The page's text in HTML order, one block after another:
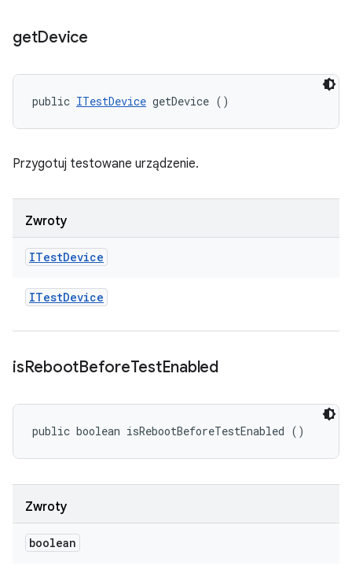
getDevice
public ITestDevice getDevice ()
Przygotuj testowane urządzenie.
Zwroty
ITestDevice
ITestDevice
isRebootBeforeTestEnabled
public boolean isRebootBeforeTestEnabled ()
Zwroty
boolean